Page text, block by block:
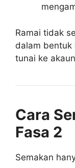
Ramai tidak
dalam bentuk
tunai ke
Cara
Fasa 2
Semakan